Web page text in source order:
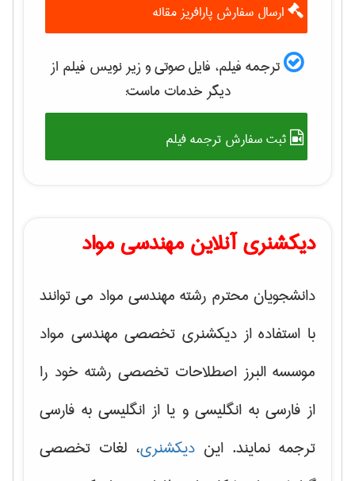
ارسال سفارش پارافریز مقاله
ترجمه فیلم، فایل صوتی و زیر نویس فیلم از
دیگر خدمات ماست:
ثبت سفارش ترجمه فیلم
دیکشنری آنلاین مهندسی مواد
دانشجویان محترم رشته مهندسی مواد می توانند
با استفاده از دیکشنری تخصصی مهندسی مواد
موسسه البرز اصطلاحات تخصصی رشته خود را
از فارسی به انگلیسی و یا از انگلیسی به فارسی
ترجمه نمایند. این دیکشنری، لغات تخصصی